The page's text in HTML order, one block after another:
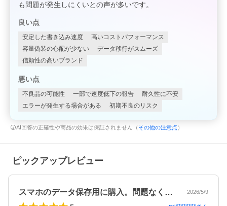
も問題が発生しにくいとの声が多いです。
良い点
安定した書き込み速度
高いコストパフォーマンス
容量偽装の心配が少ない
データ移行がスムーズ
信頼性の高いブランド
悪い点
不良品の可能性 一部で速度低下の報告
耐久性に不安
エラーが発生する場合がある
初期不良のリスク
AI回答の正確性や商品の効果は保証されません（ その他の注意点 ）
ピックアップレビュー
スマホのデータ保存用に購入。問題なく使… 2026/5/9